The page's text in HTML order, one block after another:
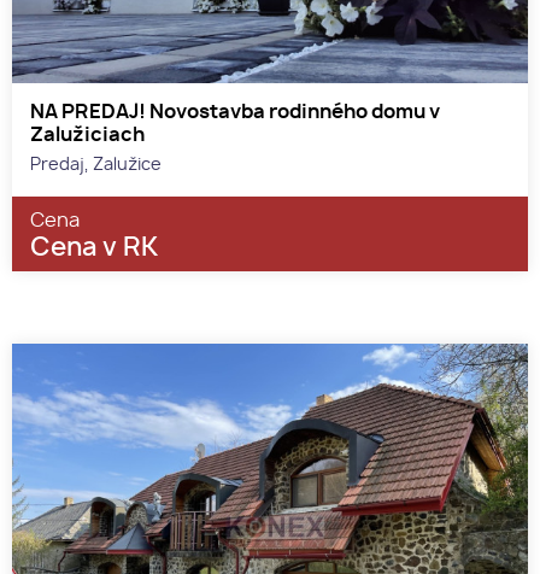
NA PREDAJ! Novostavba rodinného domu v
Zalužiciach
Predaj, Zalužice
Cena
Cena v RK